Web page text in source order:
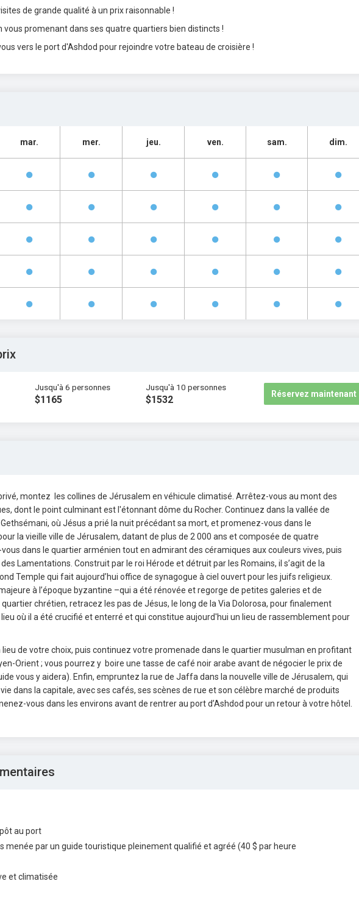
de grande qualité à un prix raisonnable !
vous promenant dans ses quatre quartiers bien distincts !
vers le port d'Ashdod pour rejoindre votre bateau de croisière !
mar. mer. jeu. ven. sam. dim.
Jusqu'à 6 personnes
$1165
Jusqu'à 10 personnes
$1532 Réservez maintenant
montez les collines de Jérusalem en véhicule climatisé. Arrêtez-vous au mont des
dont le point culminant est l'étonnant dôme du Rocher. Continuez dans la vallée de
où Jésus a prié la nuit précédant sa mort, et promenez-vous dans le
la vieille ville de Jérusalem, datant de plus de 2 000 ans et composée de quatre
dans le quartier arménien tout en admirant des céramiques aux couleurs vives, puis
Lamentations. Construit par le roi Hérode et détruit par les Romains, il s’agit de la
Temple qui fait aujourd’hui office de synagogue à ciel ouvert pour les juifs religieux.
à l’époque byzantine –qui a été rénovée et regorge de petites galeries et de
chrétien, retracez les pas de Jésus, le long de la Via Dolorosa, pour finalement
où il a été crucifié et enterré et qui constitue aujourd'hui un lieu de rassemblement pour
lieu de votre choix, puis continuez votre promenade dans le quartier musulman en profitant
Orient ; vous pourrez y boire une tasse de café noir arabe avant de négocier le prix de
vous y aidera). Enfin, empruntez la rue de Jaffa dans la nouvelle ville de Jérusalem, qui
dans la capitale, avec ses cafés, ses scènes de rue et son célèbre marché de produits
vous dans les environs avant de rentrer au port d’Ashdod pour un retour à votre hôtel.
au port
menée par un guide touristique pleinement qualifié et agréé (40 $ par heure
et climatisée